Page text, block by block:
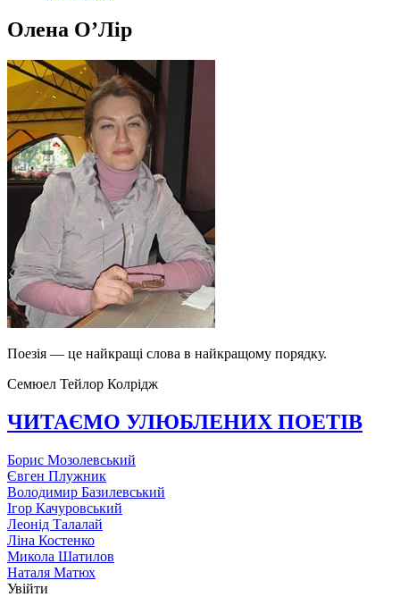
Олена О’Лір
Поезія — це найкращі слова в найкращому порядку.
Семюел Тейлор Колрідж
ЧИТАЄМО УЛЮБЛЕНИХ ПОЕТІВ
Борис Мозолевський
Євген Плужник
Володимир Базилевський
Ігор Качуровський
Леонід Талалай
Ліна Костенко
Микола Шатилов
Наталя Матюх
Увійти